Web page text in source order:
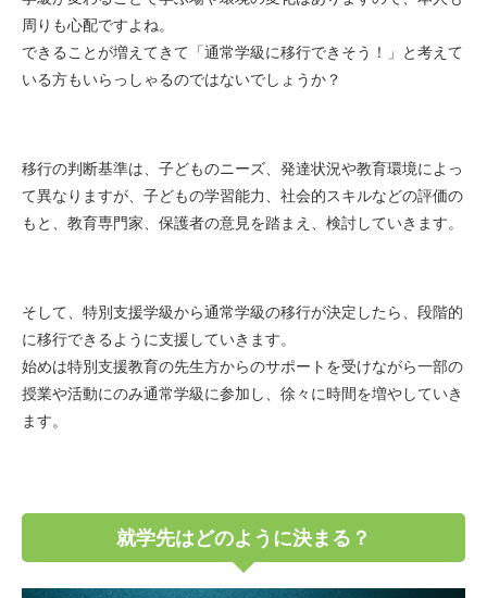
周りも心配ですよね。
できることが増えてきて「通常学級に移行できそう！」と考えて
いる方もいらっしゃるのではないでしょうか？
移行の判断基準は、子どものニーズ、発達状況や教育環境によっ
て異なりますが、子どもの学習能力、社会的スキルなどの評価の
もと、教育専門家、保護者の意見を踏まえ、検討していきます。
そして、特別支援学級から通常学級の移行が決定したら、段階的
に移行できるように支援していきます。
始めは特別支援教育の先生方からのサポートを受けながら一部の
授業や活動にのみ通常学級に参加し、徐々に時間を増やしていき
ます。
就学先はどのように決まる？